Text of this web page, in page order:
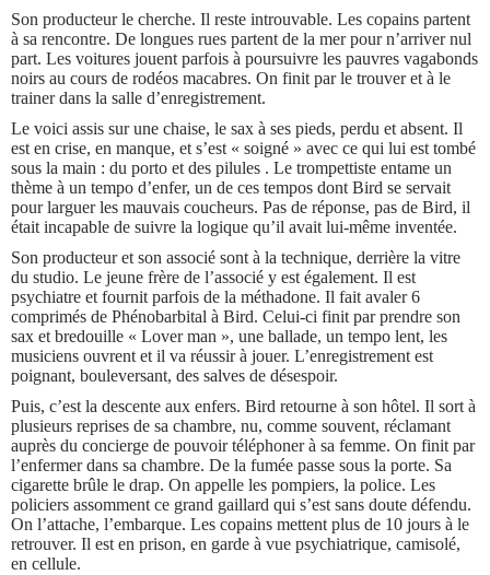
Son producteur le cherche. Il reste introuvable. Les copains partent
à sa rencontre. De longues rues partent de la mer pour n’arriver nul
part. Les voitures jouent parfois à poursuivre les pauvres vagabonds
noirs au cours de rodéos macabres. On finit par le trouver et à le
trainer dans la salle d’enregistrement.
Le voici assis sur une chaise, le sax à ses pieds, perdu et absent. Il
est en crise, en manque, et s’est « soigné » avec ce qui lui est tombé
sous la main : du porto et des pilules . Le trompettiste entame un
thème à un tempo d’enfer, un de ces tempos dont Bird se servait
pour larguer les mauvais coucheurs. Pas de réponse, pas de Bird, il
était incapable de suivre la logique qu’il avait lui-même inventée.
Son producteur et son associé sont à la technique, derrière la vitre
du studio. Le jeune frère de l’associé y est également. Il est
psychiatre et fournit parfois de la méthadone. Il fait avaler 6
comprimés de Phénobarbital à Bird. Celui-ci finit par prendre son
sax et bredouille « Lover man », une ballade, un tempo lent, les
musiciens ouvrent et il va réussir à jouer. L’enregistrement est
poignant, bouleversant, des salves de désespoir.
Puis, c’est la descente aux enfers. Bird retourne à son hôtel. Il sort à
plusieurs reprises de sa chambre, nu, comme souvent, réclamant
auprès du concierge de pouvoir téléphoner à sa femme. On finit par
l’enfermer dans sa chambre. De la fumée passe sous la porte. Sa
cigarette brûle le drap. On appelle les pompiers, la police. Les
policiers assomment ce grand gaillard qui s’est sans doute défendu.
On l’attache, l’embarque. Les copains mettent plus de 10 jours à le
retrouver. Il est en prison, en garde à vue psychiatrique, camisolé,
en cellule.